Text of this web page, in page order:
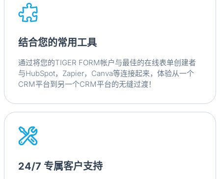
结合您的常用工具
通过将您的TIGER FORM帐户与最佳的在线表单创建者
与HubSpot，Zapier，Canva等连接起来，体验从一个
CRM平台到另一个CRM平台的无缝过渡！
24/7 专属客户支持